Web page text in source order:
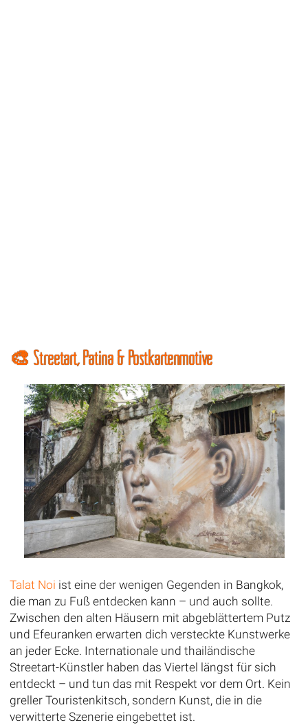
🎨 Streetart, Patina & Postkartenmotive
Talat Noi ist eine der wenigen Gegenden in Bangkok,
die man zu Fuß entdecken kann – und auch sollte.
Zwischen den alten Häusern mit abgeblättertem Putz
und Efeuranken erwarten dich versteckte Kunstwerke
an jeder Ecke. Internationale und thailändische
Streetart-Künstler haben das Viertel längst für sich
entdeckt – und tun das mit Respekt vor dem Ort. Kein
greller Touristenkitsch, sondern Kunst, die in die
verwitterte Szenerie eingebettet ist.